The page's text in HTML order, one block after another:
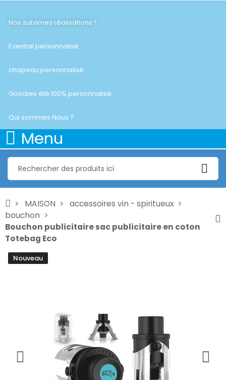
Nos sublimes réalisations !
Eventail personnalisé
chapeau personnalisé
Goodies été 100% personnalisé
Qui sommes Nous ?
Menu
MAISON
accessoires vin - spiritueux
bouchon
Bouchon publicitaire sac publicitaire en coton
Totebag Eco
Nouveau